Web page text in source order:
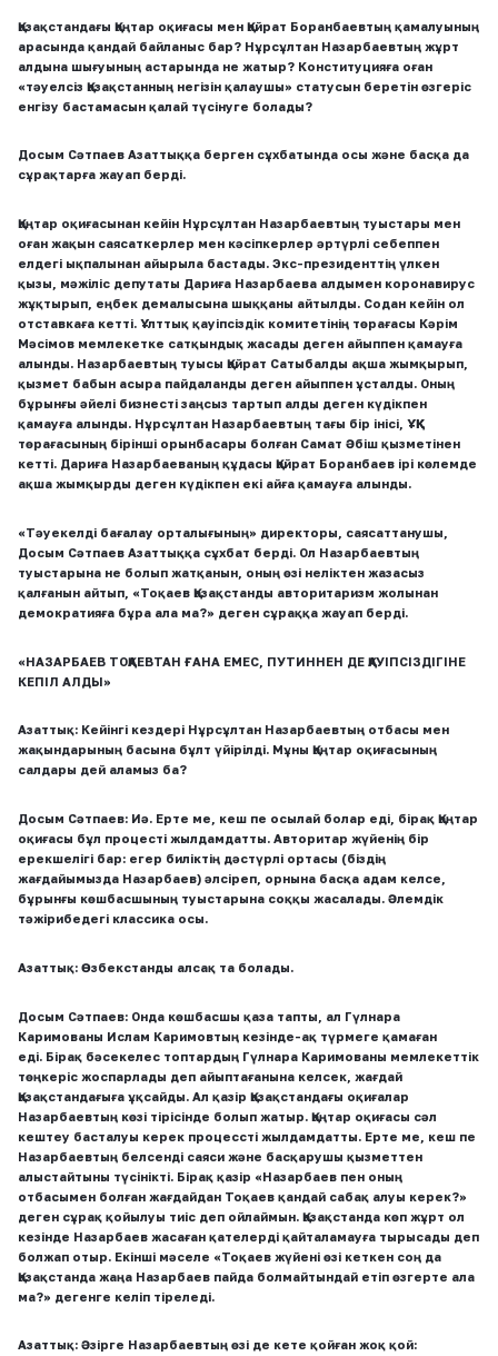
Қазақстандағы Қаңтар оқиғасы мен Қайрат Боранбаевтың қамалуының
арасында қандай байланыс бар? Нұрсұлтан Назарбаевтың жұрт
алдына шығуының астарында не жатыр? Конституцияға оған
«тәуелсіз Қазақстанның негізін қалаушы» статусын беретін өзгеріс
енгізу бастамасын қалай түсінуге болады?
Досым Сәтпаев Азаттыққа берген сұхбатында осы және басқа да
сұрақтарға жауап берді.
Қаңтар оқиғасынан кейін Нұрсұлтан Назарбаевтың туыстары мен
оған жақын саясаткерлер мен кәсіпкерлер әртүрлі себеппен
елдегі ықпалынан айырыла бастады. Экс-президенттің үлкен
қызы, мәжіліс депутаты Дариға Назарбаева алдымен коронавирус
жұқтырып, еңбек демалысына шыққаны айтылды. Содан кейін ол
отставкаға кетті. Ұлттық қауіпсіздік комитетінің төрағасы Кәрім
Мәсімов мемлекетке сатқындық жасады деген айыппен қамауға
алынды. Назарбаевтың туысы Қайрат Сатыбалды ақша жымқырып,
қызмет бабын асыра пайдаланды деген айыппен ұсталды. Оның
бұрынғы әйелі бизнесті заңсыз тартып алды деген күдікпен
қамауға алынды. Нұрсұлтан Назарбаевтың тағы бір інісі, ҰҚК
төрағасының бірінші орынбасары болған Самат Әбіш қызметінен
кетті. Дариға Назарбаеваның құдасы Қайрат Боранбаев ірі көлемде
ақша жымқырды деген күдікпен екі айға қамауға алынды.
«Тәуекелді бағалау орталығының» директоры, саясаттанушы,
Досым Сәтпаев Азаттыққа сұхбат берді. Ол Назарбаевтың
туыстарына не болып жатқанын, оның өзі неліктен жазасыз
қалғанын айтып, «Тоқаев Қазақстанды авторитаризм жолынан
демократияға бұра ала ма?» деген сұраққа жауап берді.
«НАЗАРБАЕВ ТОҚАЕВТАН ҒАНА ЕМЕС, ПУТИННЕН ДЕ ҚАУІПСІЗДІГІНЕ
КЕПІЛ АЛДЫ»
Азаттық: Кейінгі кездері Нұрсұлтан Назарбаевтың отбасы мен
жақындарының басына бұлт үйірілді. Мұны Қаңтар оқиғасының
салдары дей аламыз ба?
Досым Сәтпаев: Иә. Ерте ме, кеш пе осылай болар еді, бірақ Қаңтар
оқиғасы бұл процесті жылдамдатты. Авторитар жүйенің бір
ерекшелігі бар: егер биліктің дәстүрлі ортасы (біздің
жағдайымызда Назарбаев) әлсіреп, орнына басқа адам келсе,
бұрынғы көшбасшының туыстарына соққы жасалады. Әлемдік
тәжірибедегі классика осы.
Азаттық: Өзбекстанды алсақ та болады.
Досым Сәтпаев: Онда көшбасшы қаза тапты, ал Гүлнара
Каримованы Ислам Каримовтың кезінде-ақ түрмеге қамаған
еді. Бірақ бәсекелес топтардың Гүлнара Каримованы мемлекеттік
төңкеріс жоспарлады деп айыптағанына келсек, жағдай
Қазақстандағыға ұқсайды.
Ал қазір Қазақстандағы оқиғалар
Назарбаевтың көзі тірісінде болып жатыр. Қаңтар оқиғасы сәл
кештеу басталуы керек процессті жылдамдатты. Ерте ме, кеш пе
Назарбаевтың белсенді саяси және басқарушы қызметтен
алыстайтыны түсінікті. Бірақ қазір «Назарбаев пен оның
отбасымен болған жағдайдан Тоқаев қандай сабақ алуы керек?»
деген сұрақ қойылуы тиіс деп ойлаймын. Қазақстанда көп жұрт ол
кезінде Назарбаев жасаған қателерді қайталамауға тырысады деп
болжап отыр.
Екінші мәселе «Тоқаев жүйені өзі кеткен соң да
Қазақстанда жаңа Назарбаев пайда болмайтындай етіп өзгерте ала
ма?» дегенге келіп тіреледі.
Азаттық: Әзірге Назарбаевтың өзі де кете қойған жоқ қой: